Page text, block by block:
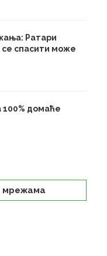
Ратари
се спасити може
100% домаће
мрежама